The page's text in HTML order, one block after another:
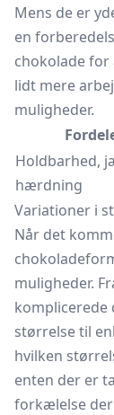
Mens de er
en
chokolade for
lidt mere
muligheder.
Holdbarhed,
hærdning
Variationer i
Når det
muligheder.
størrelse til
hvilken
enten der er
forkælelse